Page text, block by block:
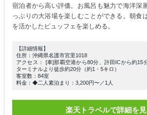
宿泊者から高い評価。お風呂も魅力で海洋深
っぷりの大浴場を楽しむことができる。朝食
を活かしたビュッフェを楽しめる。
【詳細情報】
住所：沖縄県名護市宮里1018
アクセス： [車]那覇空港から80分、許田ICから約15
ターミナルより徒歩約20分（約1・5キロ）
客室数：84室
料金：◆二人素泊まり：3,200円〜／1人
楽天トラベルで詳細を